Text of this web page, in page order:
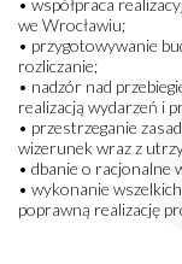
we Wrocławiu;
• przygotowywanie
rozliczanie;
• nadzór nad
realizacją wydarzeń i
• przestrzeganie
wizerunek wraz z
• dbanie o
• wykonanie
poprawną realizację